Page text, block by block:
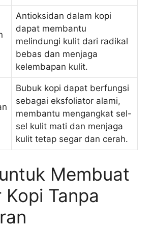
Antioksidan dalam kopi
dapat membantu
melindungi kulit dari radikal
bebas dan menjaga
kelembapan kulit.
Bubuk kopi dapat berfungsi
sebagai eksfoliator alami,
membantu mengangkat sel-
sel kulit mati dan menjaga
kulit tetap segar dan cerah.
Membuat
Kopi Tanpa